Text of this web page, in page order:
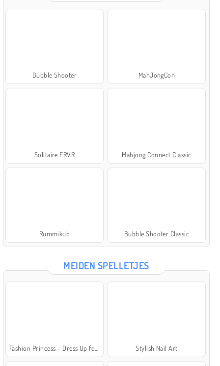
Bubble Shooter MahJongCon
Solitaire FRVR Mahjong Connect Classic
Rummikub Bubble Shooter Classic
MEIDEN SPELLETJES
Stylish Nail Art